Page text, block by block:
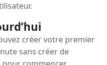
créer votre premier
sans créer de